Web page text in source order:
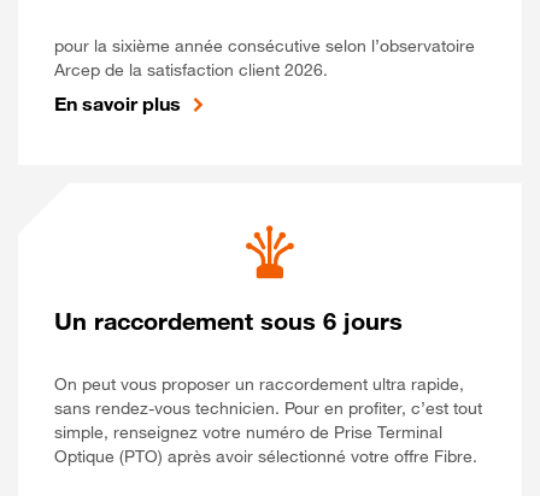
pour la sixième année consécutive selon l’observatoire
Arcep de la satisfaction client 2026.
En savoir plus
Un raccordement sous 6 jours
On peut vous proposer un raccordement ultra rapide,
sans rendez-vous technicien. Pour en profiter, c’est tout
simple, renseignez votre numéro de Prise Terminal
Optique (PTO) après avoir sélectionné votre offre Fibre.